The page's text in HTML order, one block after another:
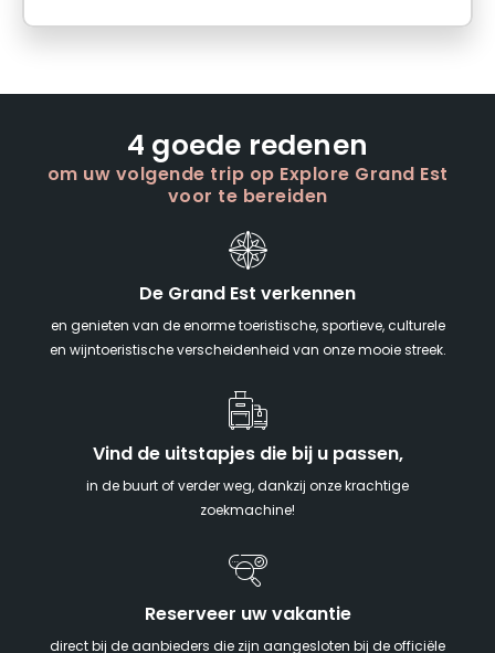
4 goede redenen
om uw volgende trip op Explore Grand Est
voor te bereiden
De Grand Est verkennen
en genieten van de enorme toeristische, sportieve, culturele
en wijntoeristische verscheidenheid van onze mooie streek.
Vind de uitstapjes die bij u passen,
in de buurt of verder weg, dankzij onze krachtige
zoekmachine!
Reserveer uw vakantie
direct bij de aanbieders die zijn aangesloten bij de officiële